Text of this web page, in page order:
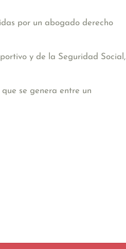
por un abogado derecho
y de la Seguridad Social,
se genera entre un